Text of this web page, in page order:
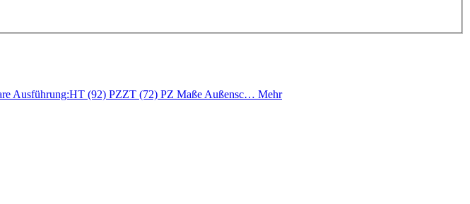
Ausführung:HT (92) PZZT (72) PZ Maße Außensc… Mehr